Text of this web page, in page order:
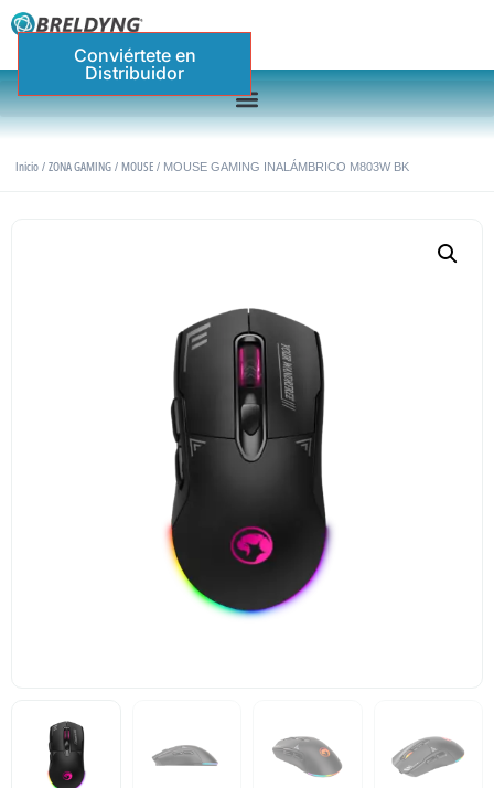
Conviértete en
Distribuidor
Inicio / ZONA GAMING / MOUSE / MOUSE GAMING INALÁMBRICO M803W BK